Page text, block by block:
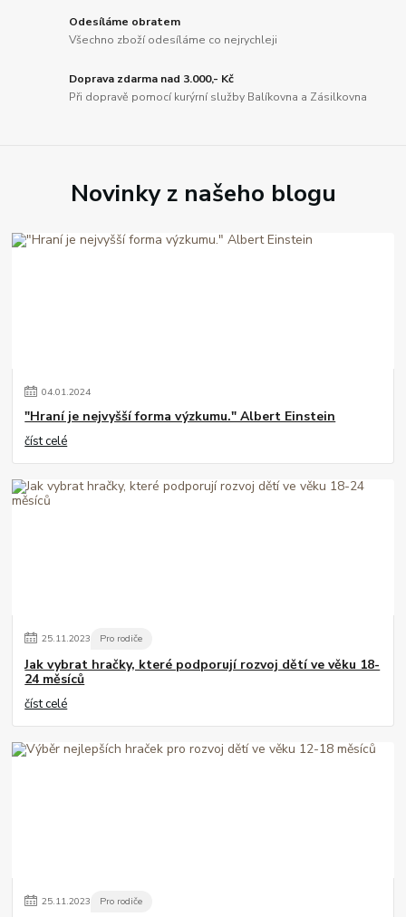
Odesíláme obratem
Všechno zboží odesíláme co nejrychleji
Doprava zdarma nad 3.000,- Kč
Při dopravě pomocí kurýrní služby Balíkovna a Zásilkovna
Novinky z našeho blogu
04.01.2024
"Hraní je nejvyšší forma výzkumu." Albert Einstein
číst celé
25.11.2023 Pro rodiče
Jak vybrat hračky, které podporují rozvoj dětí ve věku 18-
24 měsíců
číst celé
25.11.2023 Pro rodiče